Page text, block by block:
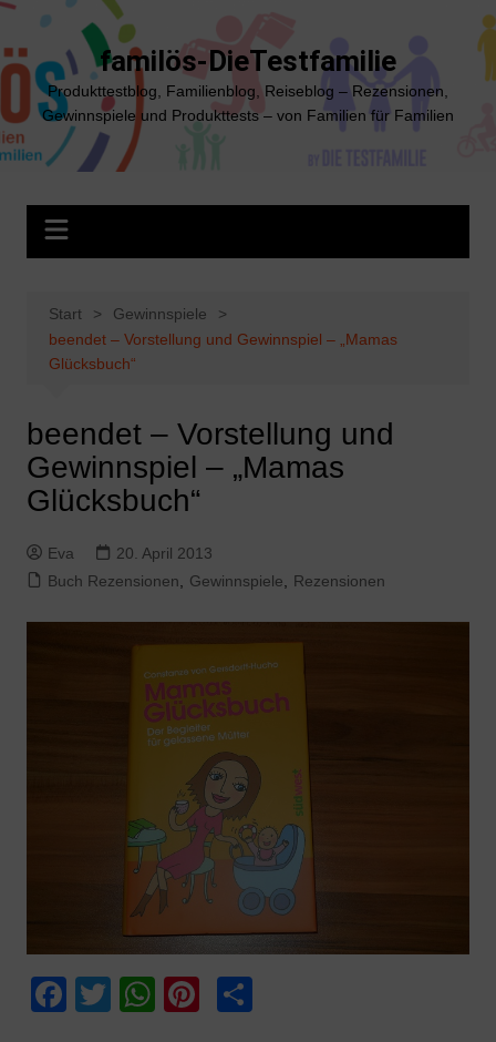
Zum
springen
familös-DieTestfamilie
Produkttestblog, Familienblog, Reiseblog – Rezensionen,
Gewinnspiele und Produkttests – von Familien für Familien
Start
Gewinnspiele
beendet – Vorstellung und Gewinnspiel – „Mamas
Glücksbuch“
beendet – Vorstellung und
Gewinnspiel – „Mamas
Glücksbuch“
Eva
20. April 2013
Buch Rezensionen
Gewinnspiele Rezensionen
F
T
W
Pi